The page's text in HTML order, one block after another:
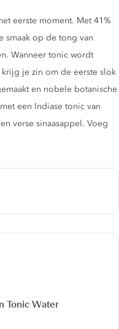
eerste moment. Met 41%
smaak op de tong van
Wanneer tonic wordt
je zin om de eerste slok
en nobele botanische
een Indiase tonic van
verse sinaasappel. Voeg
Tonic Water